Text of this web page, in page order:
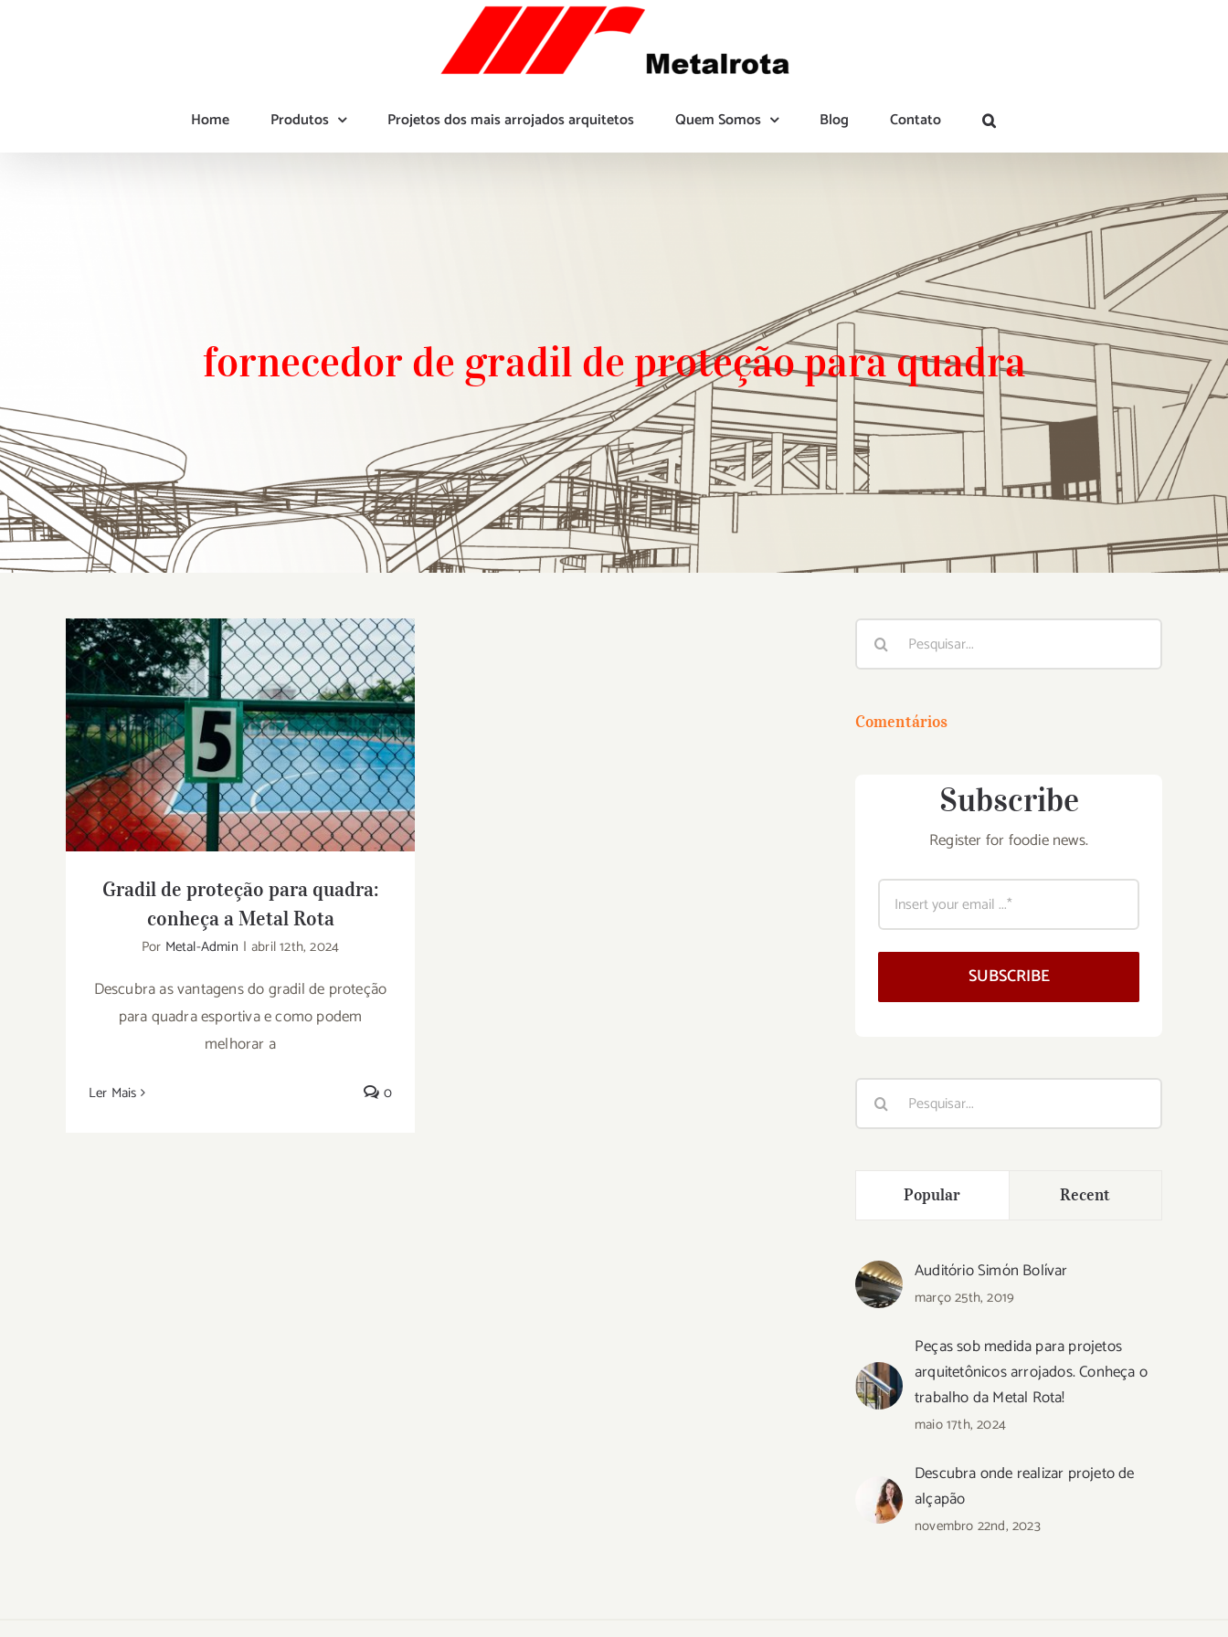
Home Produtos Projetos dos mais arrojados arquitetos Quem Somos Blog Contato
fornecedor de gradil de proteção para quadra
Gradil de proteção para quadra: conheça
a Metal Rota
Gradil de proteção para quadra:
conheça a Metal Rota
Por Metal-Admin | abril 12th, 2024
Descubra as vantagens do gradil de proteção
para quadra esportiva e como podem
melhorar a
Ler Mais 0
Buscar
resultados
Comentários
Subscribe
Register for foodie news.
SUBSCRIBE
Buscar
resultados
Popular Recent
Auditório Simón Bolívar
março 25th, 2019
Peças sob medida para projetos
arquitetônicos arrojados. Conheça o
trabalho da Metal Rota!
maio 17th, 2024
Descubra onde realizar projeto de
alçapão
novembro 22nd, 2023